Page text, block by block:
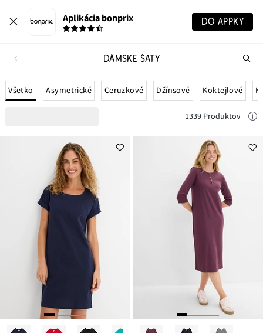
Aplikácia bonprix DO APPKY
DÁMSKE ŠATY
Všetko Asymetrické Ceruzkové Džínsové Koktejlové
1339 Produktov